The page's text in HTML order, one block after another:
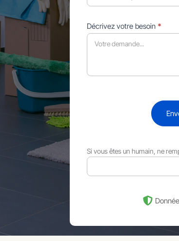
Décrivez votre besoin *
Si vous êtes un humain, ne